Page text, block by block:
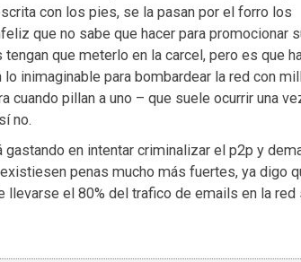
con los pies, se la pasan por el forro los
que no sabe que hacer para promocionar
que meterlo en la carcel, pero es que
inimaginable para bombardear la red con
cuando pillan a uno – que suele ocurrir una
no.
en intentar criminalizar el p2p y
penas mucho más fuertes, ya digo
llevarse el 80% del trafico de emails en la red